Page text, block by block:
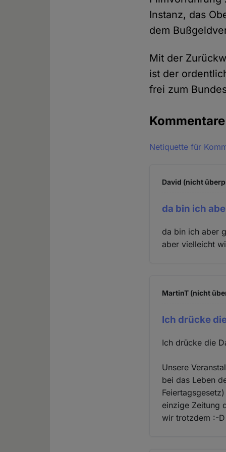
Instanz, das
dem
Mit der
ist der
frei zum
Kommentare
Netiquette für
David (nicht
da bin ich
da bin ich aber
aber vielleicht
MartinT (nicht
Ich drücke
Ich drücke die
Unsere
bei das Leben
einzige Zeitung
wir trotzdem :-D